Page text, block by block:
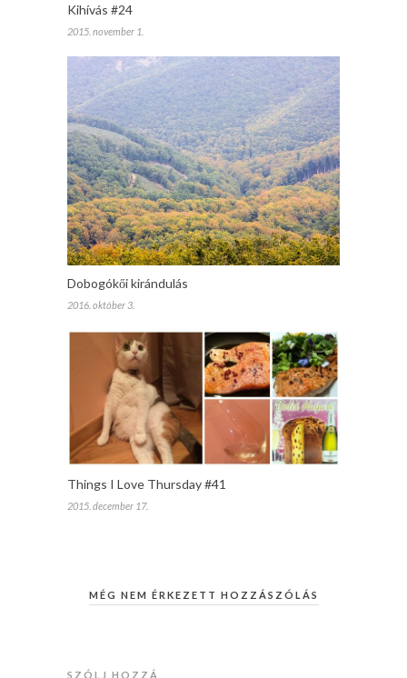
Kihívás #24
2015. november 1.
Dobogókői kirándulás
2016. október 3.
Things I Love Thursday #41
2015. december 17.
MÉG NEM ÉRKEZETT HOZZÁSZÓLÁS
SZÓLJ HOZZÁ